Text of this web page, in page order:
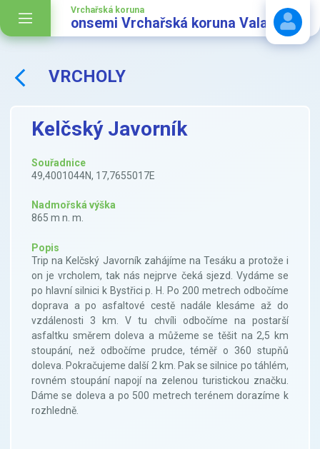
Vrchařská koruna
onsemi Vrchařská koruna Valašska
VRCHOLY
Kelčský Javorník
Souřadnice
49,4001044N, 17,7655017E
Nadmořská výška
865 m n. m.
Popis
Trip na Kelčský Javorník zahájíme na Tesáku a protože i
on je vrcholem, tak nás nejprve čeká sjezd. Vydáme se
po hlavní silnici k Bystřici p. H. Po 200 metrech odbočíme
doprava a po asfaltové cestě nadále klesáme až do
vzdálenosti 3 km. V tu chvíli odbočíme na postarší
asfaltku směrem doleva a můžeme se těšit na 2,5 km
stoupání, než odbočíme prudce, téměř o 360 stupňů
doleva. Pokračujeme další 2 km. Pak se silnice po táhlém,
rovném stoupání napojí na zelenou turistickou značku.
Dáme se doleva a po 500 metrech terénem dorazíme k
rozhledně.